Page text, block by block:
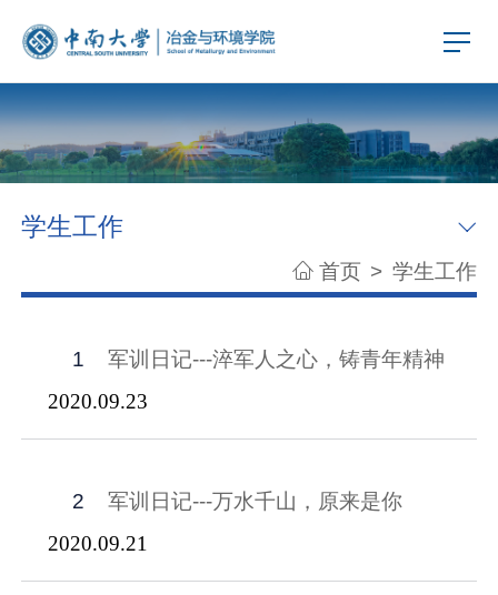
学生工作
首页 > 学生工作
1
军训日记---淬军人之心，铸青年精神
2020.09.23
2
军训日记---万水千山，原来是你
2020.09.21